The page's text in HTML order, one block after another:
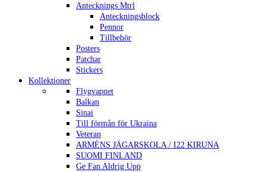
Antecknings Mtrl
Anteckningsblock
Pennor
Tillbehör
Posters
Patchar
Stickers
Kollektioner
Flygvapnet
Balkan
Sinai
Till förmån för Ukraina
Veteran
ARMÈNS JÄGARSKOLA / I22 KIRUNA
SUOMI FINLAND
Ge Fan Aldrig Upp